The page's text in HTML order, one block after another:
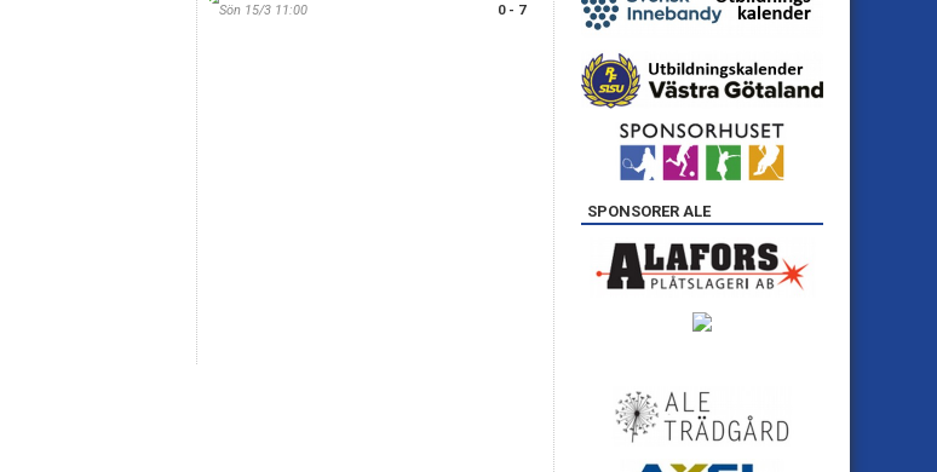
Sön 15/3 11:00
0 - 7
SPONSORER ALE